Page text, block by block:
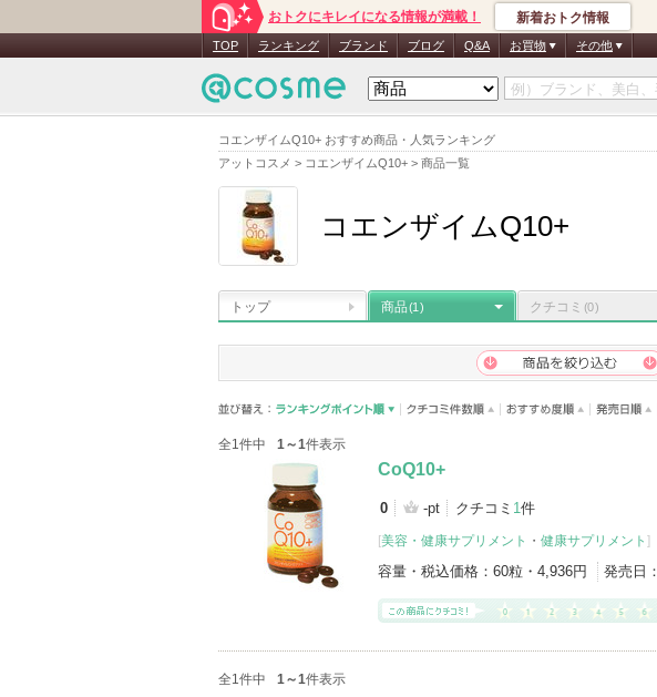
コエンザイムQ10+ おすすめ商品・人気ランキング
アットコスメ > コエンザイムQ10+ > 商品一覧
おトクにキレイになる情報が満載！ 新着おトク情報
TOP ランキング ブランド ブログ Q&A お買物 その他
コエンザイムQ10+
トップ 商品(1) クチコミ (0)
全1件中 1～1件表示
CoQ10+
0 -pt クチコミ 1件
[美容・健康サプリメント ・ 健康サプリメント ]
容量・税込価格： 60粒・4,936円 発売日：
全1件中 1～1件表示